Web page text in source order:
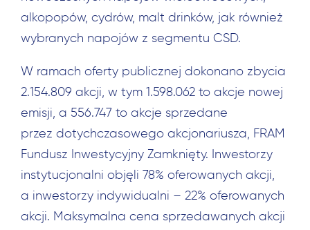
alkopopów, cydrów, malt drinków, jak również
wybranych napojów z segmentu CSD.
W ramach oferty publicznej dokonano zbycia
2.154.809 akcji, w tym 1.598.062 to akcje nowej
emisji, a 556.747 to akcje sprzedane
przez dotychczasowego akcjonariusza, FRAM
Fundusz Inwestycyjny Zamknięty. Inwestorzy
instytucjonalni objęli 78% oferowanych akcji,
a inwestorzy indywidualni – 22% oferowanych
akcji. Maksymalna cena sprzedawanych akcji